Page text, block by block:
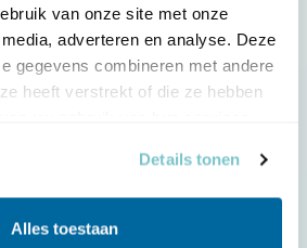
van onze site met onze
adverteren en analyse. Deze
gegevens combineren met andere
heeft verstrekt of die ze hebben
Details tonen
Alles toestaan